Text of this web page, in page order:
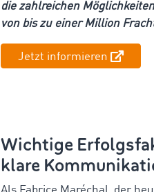
die zahlreichen
von bis zu einer Million
Jetzt informieren
Wichtige
klare